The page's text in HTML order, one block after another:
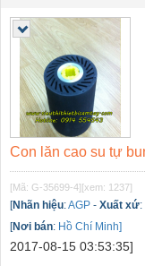
Con lăn cao su tự
[Mã: G-35699-4][xem: 1237]
[Nhãn hiệu:AGP - Xuất xứ:
[Nơi bán: Hồ Chí Minh]
2017-08-15 03:53:35]